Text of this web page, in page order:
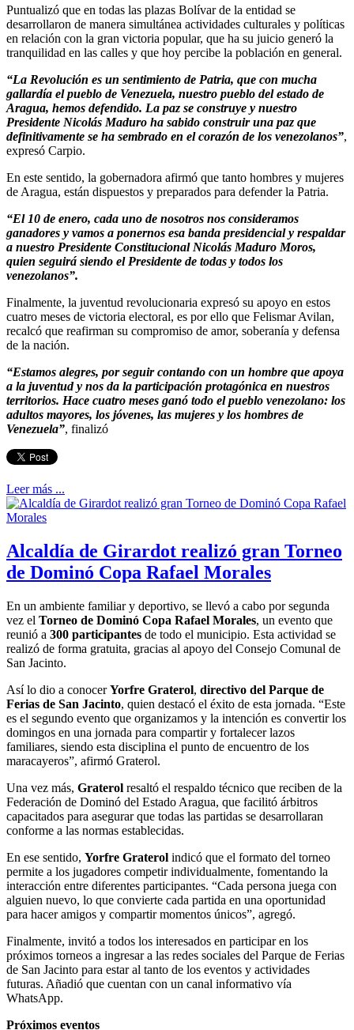
Puntualizó que en todas las plazas Bolívar de la entidad se
desarrollaron de manera simultánea actividades culturales y políticas
en relación con la gran victoria popular, que ha su juicio generó la
tranquilidad en las calles y que hoy percibe la población en general.
“La Revolución es un sentimiento de Patria, que con mucha
gallardía el pueblo de Venezuela, nuestro pueblo del estado de
Aragua, hemos defendido. La paz se construye y nuestro
Presidente Nicolás Maduro ha sabido construir una paz que
definitivamente se ha sembrado en el corazón de los venezolanos”,
expresó Carpio.
En este sentido, la gobernadora afirmó que tanto hombres y mujeres
de Aragua, están dispuestos y preparados para defender la Patria.
“El 10 de enero, cada uno de nosotros nos consideramos
ganadores y vamos a ponernos esa banda presidencial y respaldar
a nuestro Presidente Constitucional Nicolás Maduro Moros,
quien seguirá siendo el Presidente de todas y todos los
venezolanos”.
Finalmente, la juventud revolucionaria expresó su apoyo en estos
cuatro meses de victoria electoral, es por ello que Felismar Avilan,
recalcó que reafirman su compromiso de amor, soberanía y defensa
de la nación.
“Estamos alegres, por seguir contando con un hombre que apoya
a la juventud y nos da la participación protagónica en nuestros
territorios. Hace cuatro meses ganó todo el pueblo venezolano: los
adultos mayores, los jóvenes, las mujeres y los hombres de
Venezuela”, finalizó
Leer más ...
Alcaldía de Girardot realizó gran Torneo
de Dominó Copa Rafael Morales
En un ambiente familiar y deportivo, se llevó a cabo por segunda
vez el Torneo de Dominó Copa Rafael Morales, un evento que
reunió a 300 participantes de todo el municipio. Esta actividad se
realizó de forma gratuita, gracias al apoyo del Consejo Comunal de
San Jacinto.
Así lo dio a conocerYorfre Graterol, directivo del Parque de
Ferias de San Jacinto, quien destacó el éxito de esta jornada. “Este
es el segundo evento que organizamos y la intención es convertir los
domingos en una jornada para compartir y fortalecer lazos
familiares, siendo esta disciplina el punto de encuentro de los
maracayeros”, afirmó Graterol.
Una vez más, Graterol resaltó el respaldo técnico que reciben de la
Federación de Dominó del Estado Aragua, que facilitó árbitros
capacitados para asegurar que todas las partidas se desarrollaran
conforme a las normas establecidas.
En ese sentido, Yorfre Graterol indicó que el formato del torneo
permite a los jugadores competir individualmente, fomentando la
interacción entre diferentes participantes. “Cada persona juega con
alguien nuevo, lo que convierte cada partida en una oportunidad
para hacer amigos y compartir momentos únicos”, agregó.
Finalmente, invitó a todos los interesados en participar en los
próximos torneos a ingresar a las redes sociales del Parque de Ferias
de San Jacinto para estar al tanto de los eventos y actividades
futuras. Añadió que cuentan con un canal informativo vía
WhatsApp.
Próximos eventos